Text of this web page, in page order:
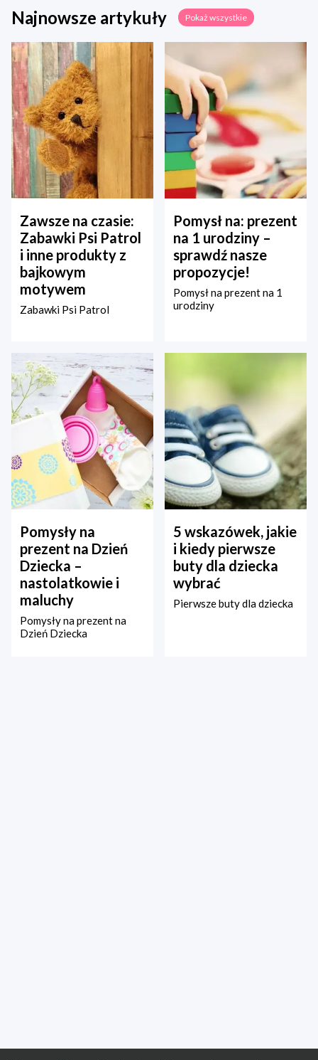
Najnowsze artykuły Pokaż wszystkie
Zawsze na czasie:
Zabawki Psi Patrol
i inne produkty z
bajkowym
motywem
Zabawki Psi Patrol
Pomysł na: prezent
na 1 urodziny –
sprawdź nasze
propozycje!
Pomysł na prezent na 1
urodziny
Pomysły na
prezent na Dzień
Dziecka –
nastolatkowie i
maluchy
Pomysły na prezent na
Dzień Dziecka
5 wskazówek, jakie
i kiedy pierwsze
buty dla dziecka
wybrać
Pierwsze buty dla dziecka